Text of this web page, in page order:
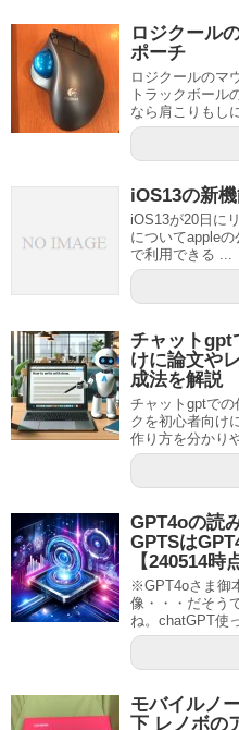
ロジクール
ポーチ
ロジクールのマ
トラックボール
なら肩こりもし
iOS13の新
iOS13が20日に
についてapple
で利用できる ...
チャットgpt
けに論文や
成法を解説
チャットgptでの
クを初心者向け
作り方を分かり
GPT4oの読
GPTSは
【240514時
※GPT4oさま御
像・・・だそう
ね。chatGPT使
モバイルノ
下 レノボの